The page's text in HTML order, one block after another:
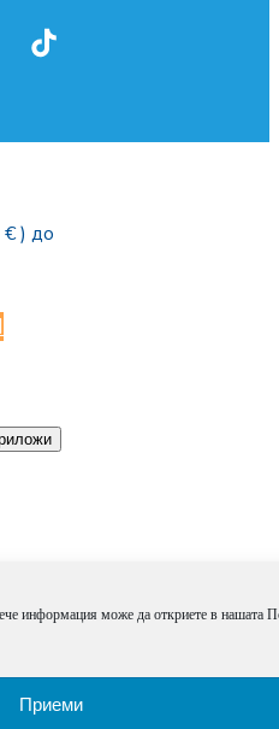
информация може да откриете в нашата
Приеми
) до